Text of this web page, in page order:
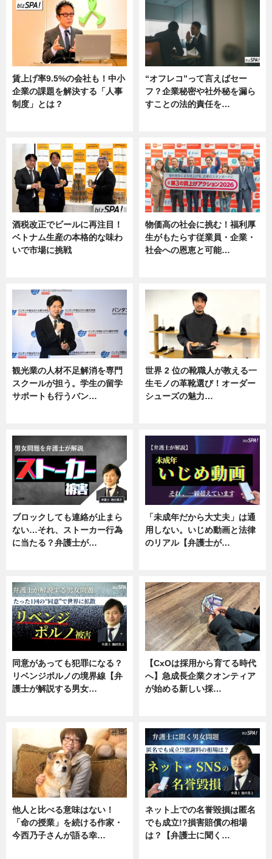
賃上げ率9.5%の会社も！中小
企業の課題を解決する「人事
制度」とは？
“オフレコ”って言えばセー
フ？企業秘密や社外秘を漏ら
すことの法的責任を…
酒税改正でビールに再注目！
ベトナム生産の本格的な味わ
いで市場に挑戦
物価高の社会に挑む！福利厚
生がもたらす従業員・企業・
社会への恩恵と可能…
観光業の人材不足解消を専門
スクールが担う。学生の留学
サポートも行うバン…
世界 2 位の靴職人が教える一
生モノの革靴選び！オーダー
シューズの魅力…
ブロックしても連絡が止まら
ない…それ、ストーカー行為
に当たる？弁護士が…
「未成年だから大丈夫」は通
用しない。いじめ動画と法律
のリアル【弁護士が…
同意があっても犯罪になる？
リベンジポルノの境界線【弁
護士が解説する男女…
【CxOは採用から育てる時代
へ】急成長企業クオンティア
が始める新しい採…
他人と比べる意味はない！
「命の授業」を続ける作家・
今西乃子さんが語る幸…
ネット上での名誉毀損は匿名
でも成立!?損害賠償の相場
は？【弁護士に聞く…